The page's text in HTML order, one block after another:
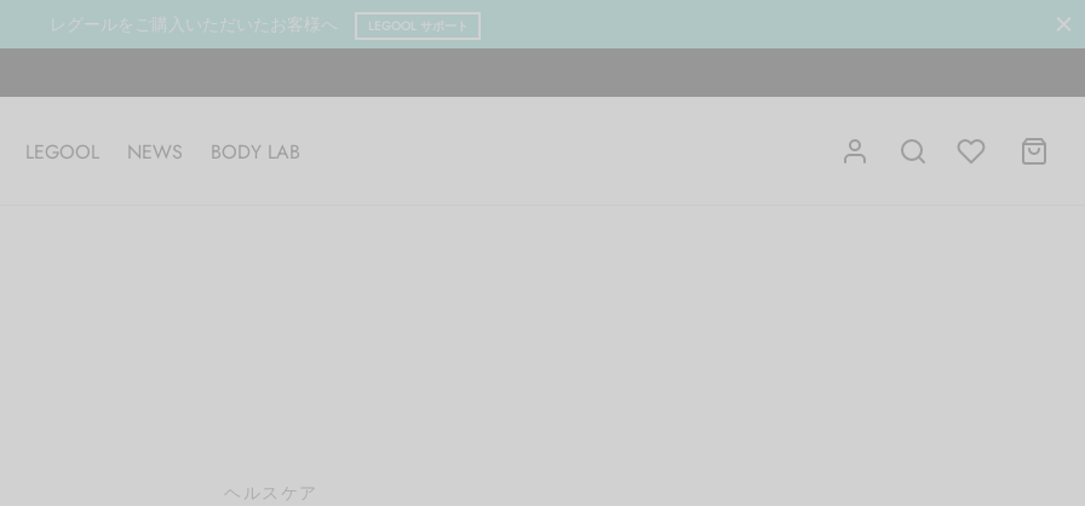
レグールをご購入いただいたお客様へ LEGOOL サポート
LEGOOL NEWS BODY LAB
ヘルスケア